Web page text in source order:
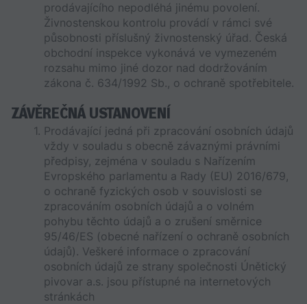
prodávajícího nepodléhá jinému povolení.
Živnostenskou kontrolu provádí v rámci své
působnosti příslušný živnostenský úřad. Česká
obchodní inspekce vykonává ve vymezeném
rozsahu mimo jiné dozor nad dodržováním
zákona č. 634/1992 Sb., o ochraně spotřebitele.
ZÁVĚREČNÁ USTANOVENÍ
Prodávající jedná při zpracování osobních údajů
vždy v souladu s obecně závaznými právními
předpisy, zejména v souladu s Nařízením
Evropského parlamentu a Rady (EU) 2016/679,
o ochraně fyzických osob v souvislosti se
zpracováním osobních údajů a o volném
pohybu těchto údajů a o zrušení směrnice
95/46/ES (obecné nařízení o ochraně osobních
údajů). Veškeré informace o zpracování
osobních údajů ze strany společnosti Únětický
pivovar a.s. jsou přístupné na internetových
stránkách